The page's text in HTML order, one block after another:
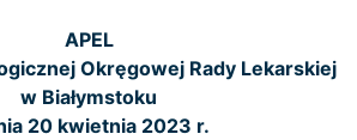
APEL
Okręgowej Rady Lekarskiej
w Białymstoku
20 kwietnia 2023 r.